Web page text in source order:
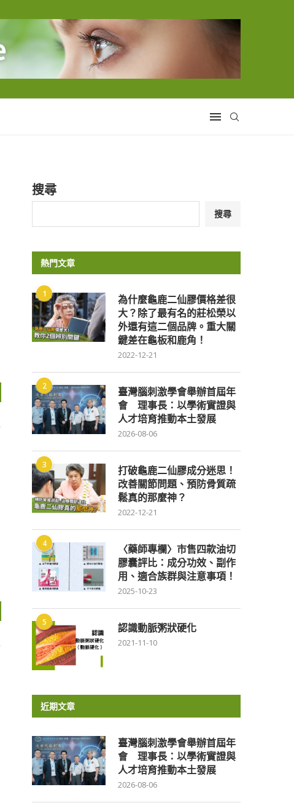
搜尋
搜尋
熱門文章
1
為什麼龜鹿二仙膠價格差很
大？除了最有名的莊松榮以
外還有這二個品牌。重大關
鍵差在龜板和鹿角！
2022-12-21
2
臺灣腦刺激學會舉辦首屆年
會 理事長：以學術實證與
人才培育推動本土發展
2026-08-06
3
打破龜鹿二仙膠成分迷思！
改善關節問題、預防骨質疏
鬆真的那麼神？
2022-12-21
4
〈藥師專欄〉市售四款油切
膠囊評比：成分功效、副作
用、適合族群與注意事項！
2025-10-23
5 認識動脈粥狀硬化
2021-11-10
近期文章
臺灣腦刺激學會舉辦首屆年
會 理事長：以學術實證與
人才培育推動本土發展
2026-08-06